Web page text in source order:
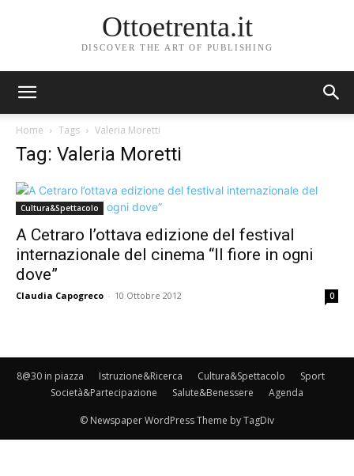
Ottoetrenta.it
DISCOVER THE ART OF PUBLISHING
Home Tags Valeria Moretti
Tag: Valeria Moretti
Cultura&Spettacolo
A Cetraro l’ottava edizione del festival
internazionale del cinema “Il fiore in ogni
dove”
Claudia Capogreco - 10 Ottobre 2012 0
8@30 in piazza Istruzione&Ricerca Cultura&Spettacolo
Sport
Società&Partecipazione
Salute&Benessere Agenda
© Newspaper WordPress Theme by TagDiv